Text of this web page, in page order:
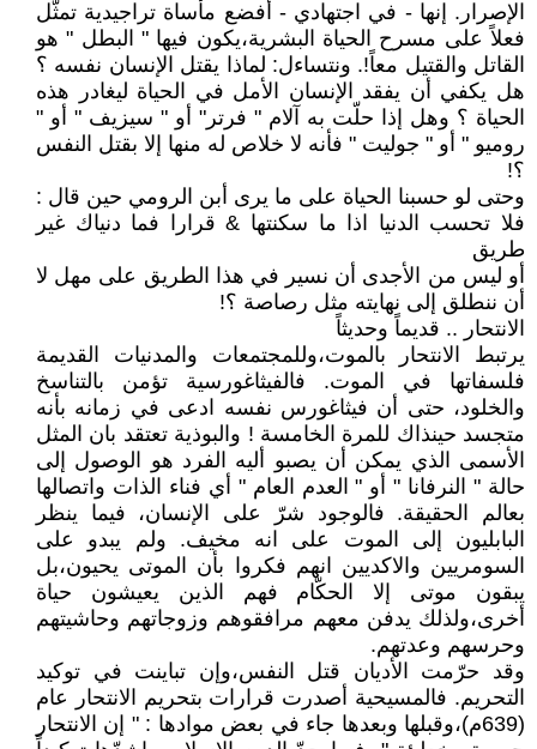
الإصرار. إنها - في اجتهادي - أفضع مأساة تراجيدية تمثّل
فعلاً على مسرح الحياة البشرية،يكون فيها " البطل " هو
القاتل والقتيل معاً!. ونتساءل: لماذا يقتل الإنسان نفسه ؟
هل يكفي أن يفقد الإنسان الأمل في الحياة ليغادر هذه
الحياة ؟ وهل إذا حلّت به آلام " فرتر" أو " سيزيف " أو "
روميو " أو " جوليت " فأنه لا خلاص له منها إلا بقتل النفس
؟!
وحتى لو حسبنا الحياة على ما يرى أبن الرومي حين قال :
فلا تحسب الدنيا اذا ما سكنتها & قرارا فما دنياك غير
طريق
أو ليس من الأجدى أن نسير في هذا الطريق على مهل لا
أن ننطلق إلى نهايته مثل رصاصة ؟!
الانتحار .. قديماً وحديثاً
يرتبط الانتحار بالموت،وللمجتمعات والمدنيات القديمة
فلسفاتها في الموت. فالفيثاغورسية تؤمن بالتناسخ
والخلود، حتى أن فيثاغورس نفسه ادعى في زمانه بأنه
متجسد حينذاك للمرة الخامسة ! والبوذية تعتقد بان المثل
الأسمى الذي يمكن أن يصبو أليه الفرد هو الوصول إلى
حالة " النرفانا " أو " العدم العام " أي فناء الذات واتصالها
بعالم الحقيقة. فالوجود شرّ على الإنسان، فيما ينظر
البابليون إلى الموت على انه مخيف. ولم يبدو على
السومريين والاكديين انهم فكروا بأن الموتى يحيون،بل
يبقون موتى إلا الحكّام فهم الذين يعيشون حياة
أخرى،ولذلك يدفن معهم مرافقوهم وزوجاتهم وحاشيتهم
وحرسهم وعدتهم.
وقد حرّمت الأديان قتل النفس،وإن تباينت في توكيد
التحريم. فالمسيحية أصدرت قرارات بتحريم الانتحار عام
(639م)،وقبلها وبعدها جاء في بعض موادها : " إن الانتحار